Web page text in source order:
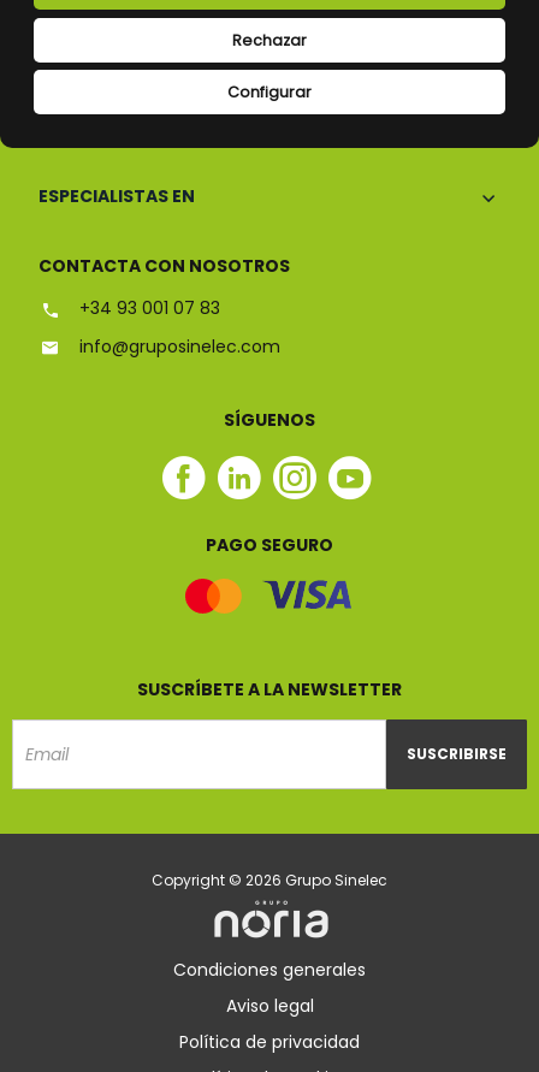
Configurar
Rechazar
ESPECIALISTAS EN
CONTACTA CON NOSOTROS
+34 93 001 07 83
info@gruposinelec.com
SÍGUENOS
Facebook
Linkedin
Instagram
Youtube
PAGO SEGURO
SUSCRÍBETE A LA NEWSLETTER
SUSCRIBIRSE
Copyright © 2026 Grupo Sinelec
Condiciones generales
Aviso legal
Política de privacidad